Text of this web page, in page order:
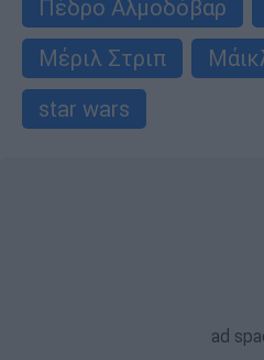
Πέδρο Αλμοδόβαρ
Μέριλ Στριπ
star wars